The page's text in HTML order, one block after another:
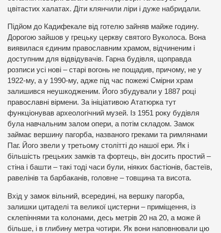
цвітастих халатах. Діти клянчили ліри і дуже набридали.
Підйом до Кадифекале від готелю зайняв майже годину.
Дорогою зайшов у грецьку церкву святого Вуколоса. Вона
виявилася єдиним православним храмом, відчиненим і
доступним для відвідувачів. Гарна будівля, щоправда
розписи усі нові – старі вогонь не пощадив, причому, не у
1922-му, а у 1990-му, адже під час пожежі Смірни храм
залишився неушкодженим. Його збудували у 1887 році
православні вірмени. За ініціативою Ататюрка тут
функціонував археологічний музей. Із 1951 року будівля
була навчальним залом опери, а потім складом. Замок
займає вершину пагорба, названого греками та римлянами
Паг. Його звели у третьому столітті до нашої ери. Як і
більшість грецьких замків та фортець, він досить простий –
стіна і башти – такі тоді часи були, ніяких бастіонів, бастеїв,
равелінів та барбаканів, головне – товщина та висота.
Вхід у замок вільний, всередині, на вершку пагорба,
залишки цитаделі та великої цистерни – приміщення, із
склепіннями та колонами, десь метрів 20 на 20, а може й
більше, і в глибину метра чотири. Як вони наповнювали цю